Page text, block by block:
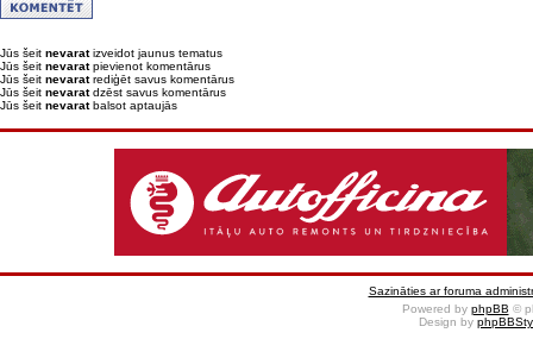
Jūs šeit nevaratizveidot jaunus tematus
Jūs šeit nevaratpievienot komentārus
Jūs šeit nevaratrediģēt savus komentārus
Jūs šeit nevaratdzēst savus komentārus
Jūs šeit nevaratbalsot aptaujās
Sazināties ar foruma
Powered by phpBB ©
Design by